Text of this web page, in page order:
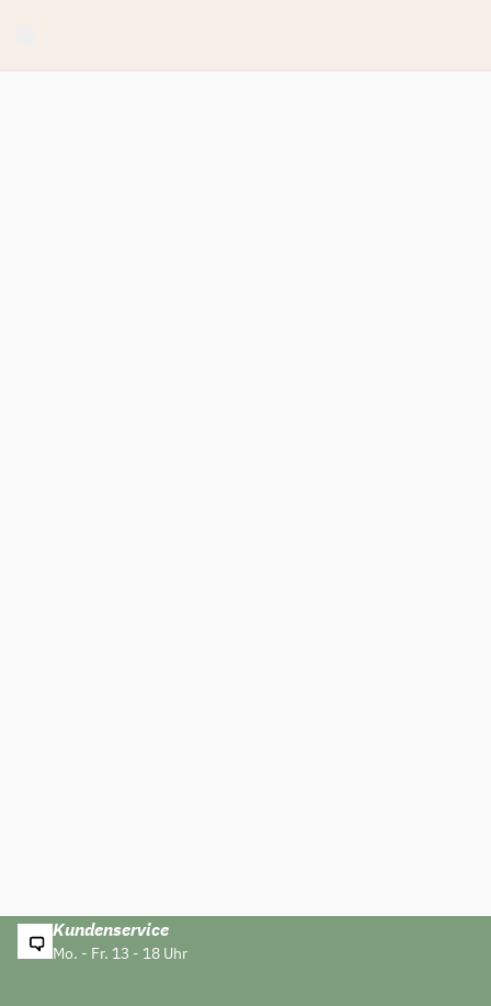
Kundenservice
Mo. - Fr. 13 - 18 Uhr